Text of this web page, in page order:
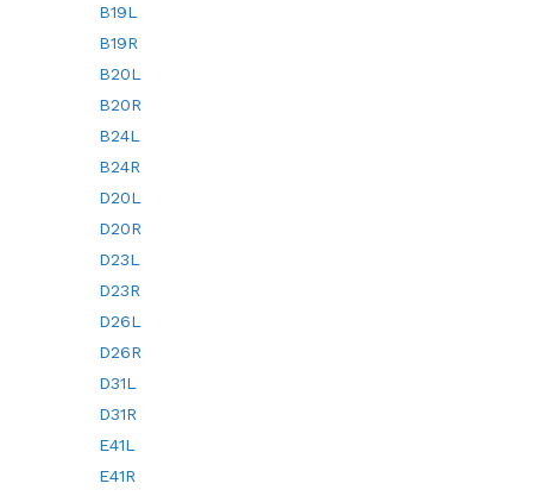
B19L
B19R
B20L
B20R
B24L
B24R
D20L
D20R
D23L
D23R
D26L
D26R
D31L
D31R
E41L
E41R